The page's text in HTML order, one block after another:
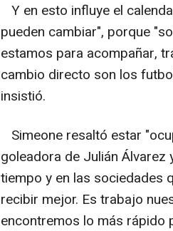
Y en esto influye el
pueden cambiar", porque
estamos para acompañar,
cambio directo son los
insistió.
Simeone resaltó estar
goleadora de Julián Álvarez
tiempo y en las sociedades
recibir mejor. Es trabajo
encontremos lo más rápido